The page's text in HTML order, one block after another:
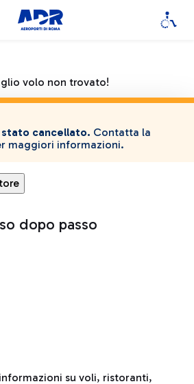
volo non trovato!
stato cancellato. Contatta la
maggiori informazioni.
dopo passo
su voli, ristoranti,